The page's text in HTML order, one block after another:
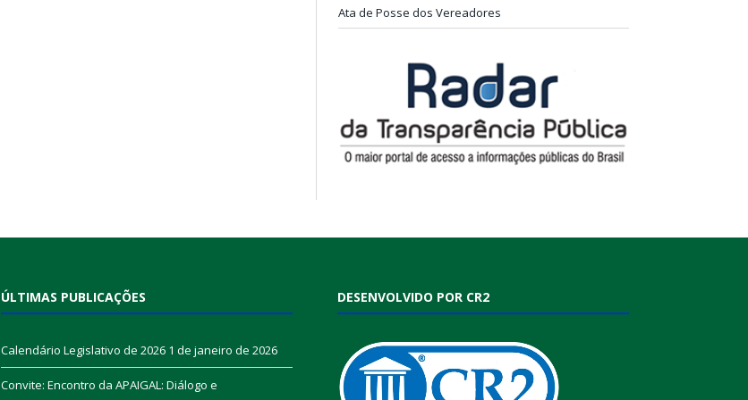
Ata de Posse dos Vereadores
ÚLTIMAS PUBLICAÇÕES
Calendário Legislativo de 2026 1 de janeiro de 2026
Convite: Encontro da APAIGAL: Diálogo e
DESENVOLVIDO POR CR2